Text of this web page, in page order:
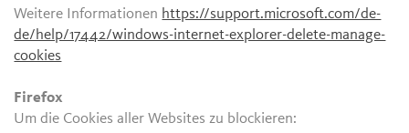
Weitere Informationen https://support.microsoft.com/de-
de/help/17442/windows-internet-explorer-delete-manage-
cookies
Firefox
Um die Cookies aller Websites zu blockieren: